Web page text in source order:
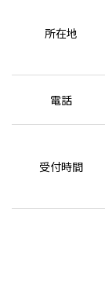
所在地
電話
受付時間